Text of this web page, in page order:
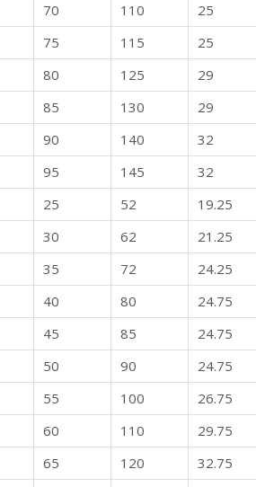
70 110 25
75 115 25
80 125 29
85 130 29
90 140 32
95 145 32
25 52 19.25
30 62 21.25
35 72 24.25
40 80 24.75
45 85 24.75
50 90 24.75
55 100 26.75
60 110 29.75
65 120 32.75